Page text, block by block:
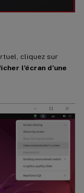
cliquez sur
l’écran d’une